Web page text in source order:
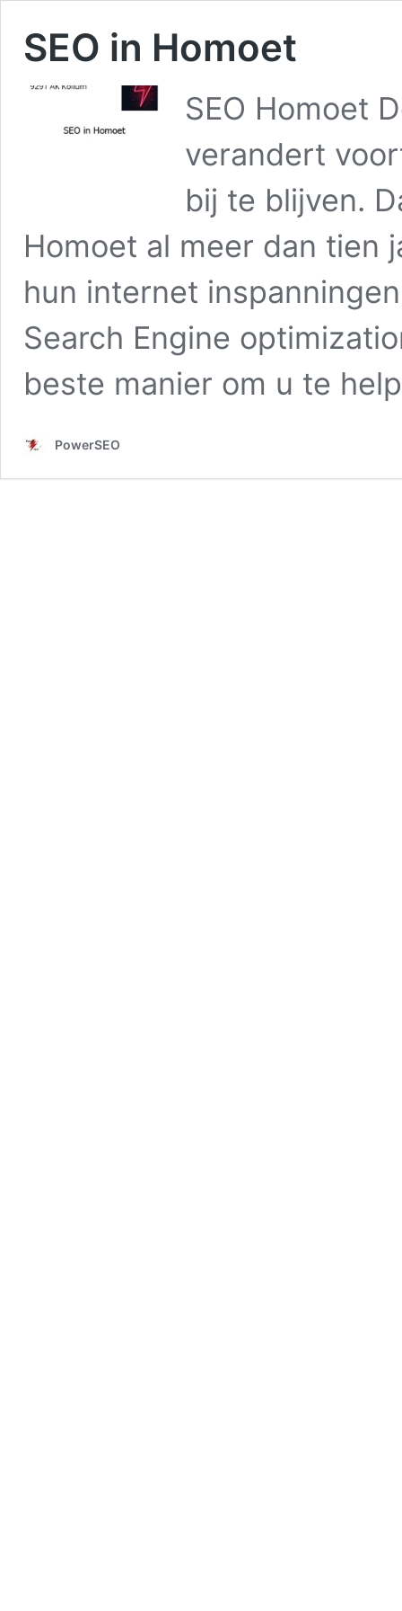
SEO in Homoet
SEO Homoet
verandert
bij te blijven.
Homoet al meer dan tien
hun internet
Search Engine
beste manier om u te
PowerSEO